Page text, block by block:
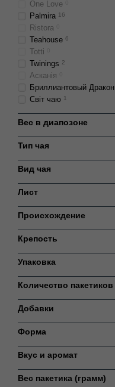
One Love
Palmira 16
Ristora
Teahouse 6
Totti
Twinings 2
Асканія
Бриллиантовый Дракон
Світ чаю 1
Вес в диапозоне
Тип чая
Вид чая
Лист
Происхождение
Крепость
Упаковка
Количество пакетиков
Добавки
Форма
Вкус и аромат
Вес пакетика (грамм)